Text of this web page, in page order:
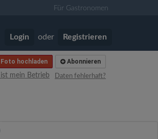
Für Gastronomen
Login oder Registrieren
Abonnieren
Foto hochladen
Daten fehlerhaft?
ist mein Betrieb